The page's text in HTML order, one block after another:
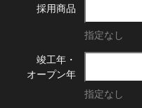
採用商品
指定なし
竣工年・
オープン年
指定なし